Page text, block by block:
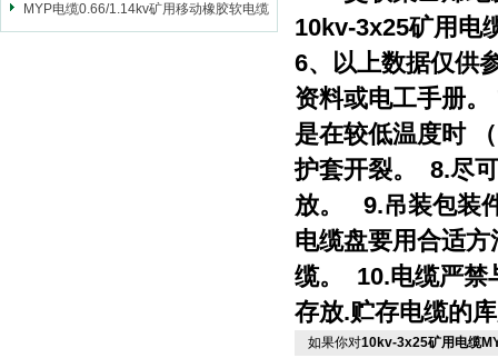
MYP电缆0.66/1.14kv矿用移动橡胶软电缆
10kv-3x25矿用电
6、以上数据仅供
资料或电工手册
是在较低温度时
护套开裂。 8.尽
放。 9.吊装包装
电缆盘要用合适
缆。 10.电缆严禁
存放.贮存电缆的
如果你对10kv-3x25矿用电缆